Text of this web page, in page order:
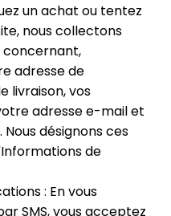
un achat ou tentez
nous collectons
concernant,
adresse de
livraison, vos
adresse e-mail et
désignons ces
de
: En vous
SMS, vous acceptez